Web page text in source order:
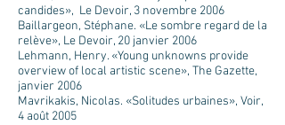
candides», Le Devoir, 3 novembre 2006
Baillargeon, Stéphane. «Le sombre regard de la
relève», Le Devoir, 20 janvier 2006
Lehmann, Henry. «Young unknowns provide
overview of local artistic scene», The Gazette,
janvier 2006
Mavrikakis, Nicolas. «Solitudes urbaines», Voir,
4 août 2005